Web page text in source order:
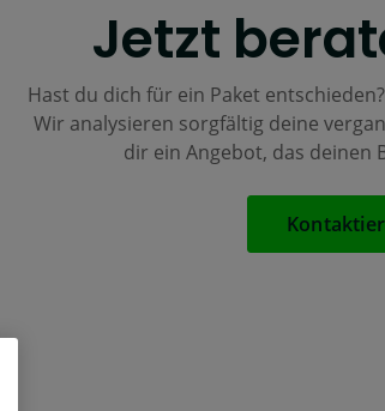
Jetzt
Hast du dich für ein Paket
Wir analysieren sorgfältig deine
dir ein Angebot, das deinen